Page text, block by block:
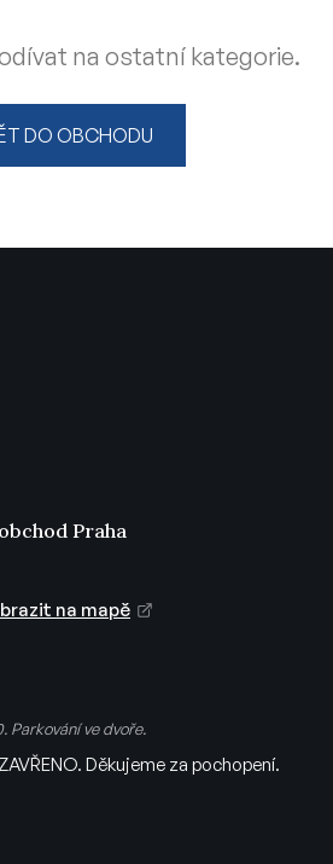
na ostatní kategorie.
DO OBCHODU
Praha
na mapě
Parkování ve dvoře.
Děkujeme za pochopení.